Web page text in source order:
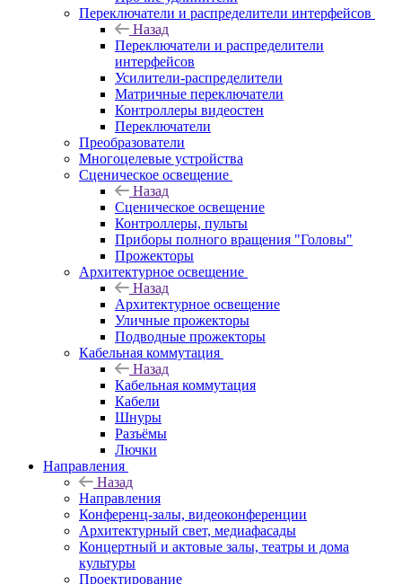
Переключатели и распределители интерфейсов
Назад
Переключатели и распределители
интерфейсов
Усилители-распределители
Матричные переключатели
Контроллеры видеостен
Переключатели
Преобразователи
Многоцелевые устройства
Сценическое освещение
Назад
Сценическое освещение
Контроллеры, пульты
Приборы полного вращения "Головы"
Прожекторы
Архитектурное освещение
Назад
Архитектурное освещение
Уличные прожекторы
Подводные прожекторы
Кабельная коммутация
Назад
Кабельная коммутация
Кабели
Шнуры
Разъёмы
Лючки
Направления
Назад
Направления
Конференц-залы, видеоконференции
Архитектурный свет, медиафасады
Концертный и актовые залы, театры и дома
культуры
Проектирование